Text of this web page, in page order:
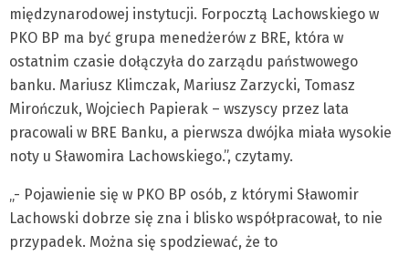
międzynarodowej instytucji. Forpocztą Lachowskiego w
PKO BP ma być grupa menedżerów z BRE, która w
ostatnim czasie dołączyła do zarządu państwowego
banku. Mariusz Klimczak, Mariusz Zarzycki, Tomasz
Mirończuk, Wojciech Papierak – wszyscy przez lata
pracowali w BRE Banku, a pierwsza dwójka miała wysokie
noty u Sławomira Lachowskiego.”, czytamy.
„- Pojawienie się w PKO BP osób, z którymi Sławomir
Lachowski dobrze się zna i blisko współpracował, to nie
przypadek. Można się spodziewać, że to